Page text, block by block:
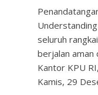
seluruh
berjalan aman
Kantor KPU
Kamis, 29